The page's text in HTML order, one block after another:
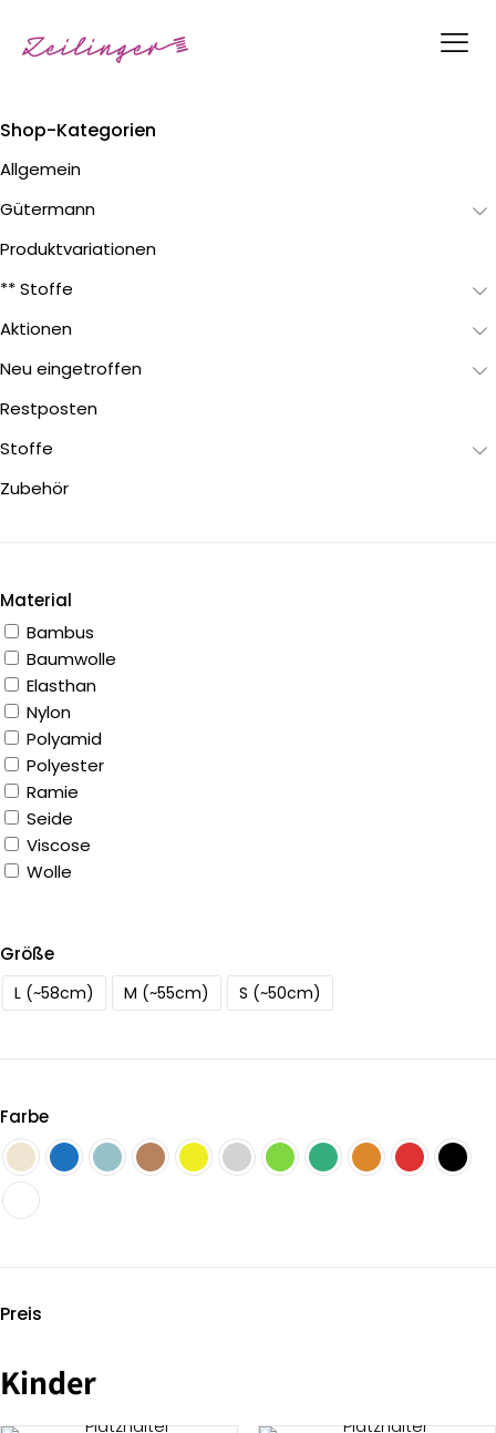
Shop-Kategorien
Allgemein
Gütermann
Produktvariationen
** Stoffe
Aktionen
Neu eingetroffen
Restposten
Stoffe
Zubehör
Material
Bambus
Baumwolle
Elasthan
Nylon
Polyamid
Polyester
Ramie
Seide
Viscose
Wolle
Größe
L (~58cm) M (~55cm) S (~50cm)
Farbe
Preis
Kinder